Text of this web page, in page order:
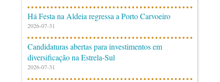
Há Festa na Aldeia regressa a Porto Carvoeiro
2026-07-31
Candidaturas abertas para investimentos em
diversificação na Estrela-Sul
2026-07-31